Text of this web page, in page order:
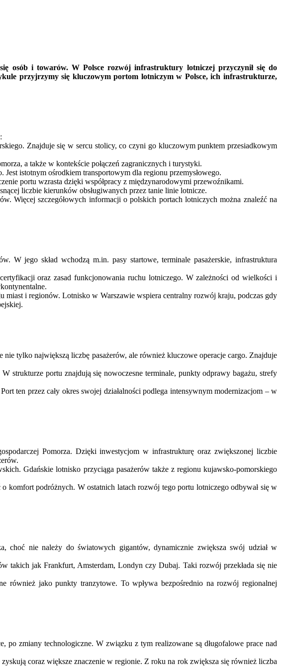
osób i towarów. W Polsce rozwój infrastruktury lotniczej przyczynił się do
przyjrzymy się kluczowym portom lotniczym w Polsce, ich infrastrukturze,
Znajduje się w sercu stolicy, co czyni go kluczowym punktem przesiadkowym
a także w kontekście połączeń zagranicznych i turystyki.
istotnym ośrodkiem transportowym dla regionu przemysłowego.
portu wzrasta dzięki współpracy z międzynarodowymi przewoźnikami.
liczbie kierunków obsługiwanych przez tanie linie lotnicze.
Więcej szczegółowych informacji o polskich portach lotniczych można znaleźć na
W jego skład wchodzą m.in. pasy startowe, terminale pasażerskie, infrastruktura
oraz zasad funkcjonowania ruchu lotniczego. W zależności od wielkości i
i regionów. Lotnisko w Warszawie wspiera centralny rozwój kraju, podczas gdy
tylko największą liczbę pasażerów, ale również kluczowe operacje cargo. Znajduje
strukturze portu znajdują się nowoczesne terminale, punkty odprawy bagażu, strefy
ten przez cały okres swojej działalności podlega intensywnym modernizacjom – w
Pomorza. Dzięki inwestycjom w infrastrukturę oraz zwiększonej liczbie
Gdańskie lotnisko przyciąga pasażerów także z regionu kujawsko-pomorskiego
komfort podróżnych. W ostatnich latach rozwój tego portu lotniczego odbywał się w
choć nie należy do światowych gigantów, dynamicznie zwiększa swój udział w
takich jak Frankfurt, Amsterdam, Londyn czy Dubaj. Taki rozwój przekłada się nie
również jako punkty tranzytowe. To wpływa bezpośrednio na rozwój regionalnej
zmiany technologiczne. W związku z tym realizowane są długofalowe prace nad
coraz większe znaczenie w regionie. Z roku na rok zwiększa się również liczba